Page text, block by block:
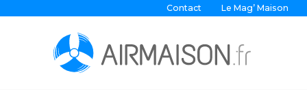
Contact Le Mag’ Maison